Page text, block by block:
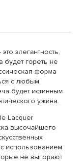
элегантность,
будет гореть не
форма
с любым
будет истинным
ужина.
Lacquer
высочайшего
использованием
не выгорают